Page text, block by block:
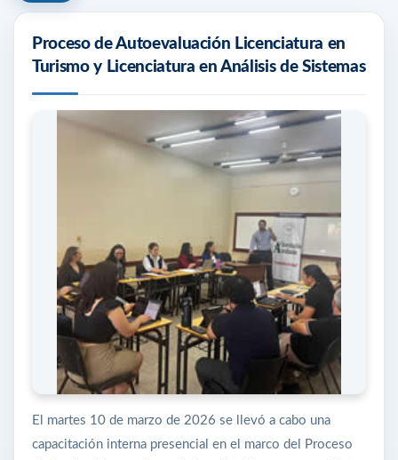
Proceso de Autoevaluación Licenciatura en
Turismo y Licenciatura en Análisis de Sistemas
El martes 10 de marzo de 2026 se llevó a cabo una
capacitación interna presencial en el marco del Proceso